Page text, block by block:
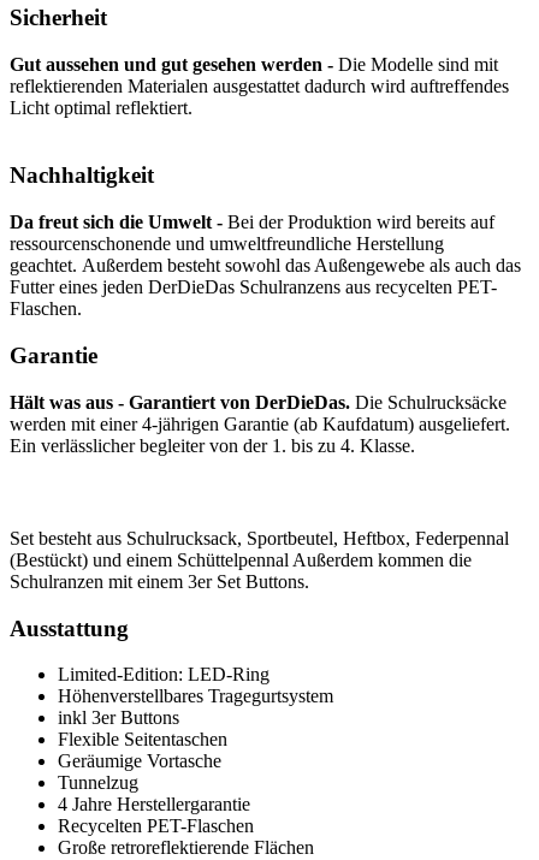
Sicherheit
Gut aussehen und gut gesehen werden - Die Modelle sind mit
reflektierenden Materialen ausgestattet dadurch wird auftreffendes
Licht optimal reflektiert.
Nachhaltigkeit
Da freut sich die Umwelt - Bei der Produktion wird bereits auf
ressourcenschonende und umweltfreundliche Herstellung
geachtet. Außerdem besteht sowohl das Außengewebe als auch das
Futter eines jeden DerDieDas Schulranzens aus recycelten PET-
Flaschen.
Garantie
Hält was aus - Garantiert von DerDieDas. Die Schulrucksäcke
werden mit einer 4-jährigen Garantie (ab Kaufdatum) ausgeliefert.
Ein verlässlicher begleiter von der 1. bis zu 4. Klasse.
Set besteht aus Schulrucksack, Sportbeutel, Heftbox, Federpennal
(Bestückt) und einem Schüttelpennal Außerdem kommen die
Schulranzen mit einem 3er Set Buttons.
Ausstattung
Limited-Edition: LED-Ring
Höhenverstellbares Tragegurtsystem
inkl 3er Buttons
Flexible Seitentaschen
Geräumige Vortasche
Tunnelzug
4 Jahre Herstellergarantie
Recycelten PET-Flaschen
Große retroreflektierende Flächen